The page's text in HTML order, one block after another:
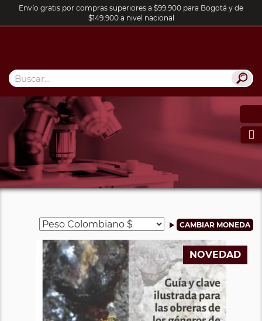
Envío gratis por compras superiores a $99.900 para Bogotá y de
$149.900 a nivel nacional

NOVEDAD